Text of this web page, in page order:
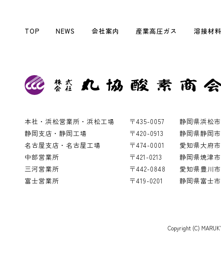
TOP NEWS 会社案内 産業高圧ガス 溶接材
本社・浜松営業所・浜松工場 〒435-0057
静岡県浜松
静岡支店・静岡工場
〒420-0913
静岡県静岡
名古屋支店・名古屋工場
〒474-0001
愛知県大府
中部営業所
〒421-0213
静岡県焼津
三河営業所
〒442-0848
愛知県豊川
富士営業所
〒419-0201 静岡県富士
Copyright (C)